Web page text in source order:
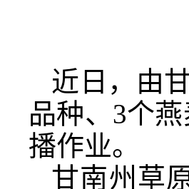
近日，由
品种、3个
播作业。
甘南州草